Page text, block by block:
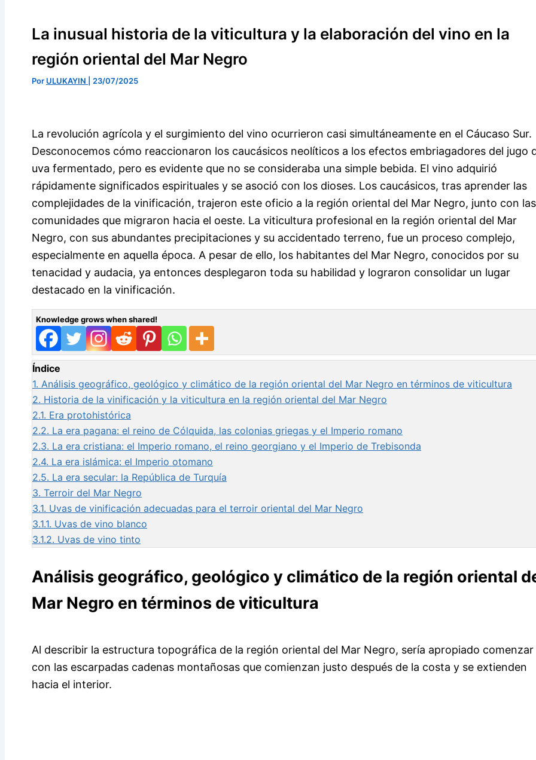
La inusual historia de la viticultura y la elaboración del vino en la
región oriental del Mar Negro
Por ULUKAYIN 23/07/2025
La revolución agrícola y el surgimiento del vino ocurrieron casi simultáneamente en el Cáucaso Sur.
Desconocemos cómo reaccionaron los caucásicos neolíticos a los efectos embriagadores del jugo
uva fermentado, pero es evidente que no se consideraba una simple bebida. El vino adquirió
rápidamente significados espirituales y se asoció con los dioses. Los caucásicos, tras aprender las
complejidades de la vinificación, trajeron este oficio a la región oriental del Mar Negro, junto con las
comunidades que migraron hacia el oeste. La viticultura profesional en la región oriental del Mar
Negro, con sus abundantes precipitaciones y su accidentado terreno, fue un proceso complejo,
especialmente en aquella época. A pesar de ello, los habitantes del Mar Negro, conocidos por su
tenacidad y audacia, ya entonces desplegaron toda su habilidad y lograron consolidar un lugar
destacado en la vinificación.
Knowledge grows when shared!
Índice
1. Análisis geográfico, geológico y climático de la región oriental del Mar Negro en términos de viticultura
2. Historia de la vinificación y la viticultura en la región oriental del Mar Negro
2.1. Era protohistórica
2.2. La era pagana: el reino de Cólquida, las colonias griegas y el Imperio romano
2.3. La era cristiana: el Imperio romano, el reino georgiano y el Imperio de Trebisonda
2.4. La era islámica: el Imperio otomano
2.5. La era secular: la República de Turquía
3. Terroir del Mar Negro
3.1. Uvas de vinificación adecuadas para el terroir oriental del Mar Negro
3.1.1. Uvas de vino blanco
3.1.2. Uvas de vino tinto
Análisis geográfico, geológico y climático de la región oriental
Mar Negro en términos de viticultura
Al describir la estructura topográfica de la región oriental del Mar Negro, sería apropiado comenzar
con las escarpadas cadenas montañosas que comienzan justo después de la costa y se extienden
hacia el interior.